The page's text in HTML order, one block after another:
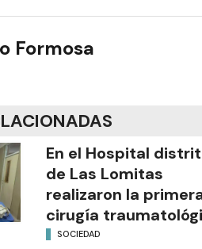
Formosa
En el Hospital
de Las Lomitas
realizaron la
cirugía
SOCIEDAD